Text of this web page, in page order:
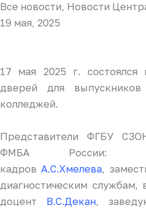
Все новости, Новости
19 мая, 2025
17 мая 2025 г.
дверей для
колледжей.
Представители ФГБУ
ФМБА России:
кадровА.С.Хмелева,
диагностическим службам,
доцент В.С.Декан,